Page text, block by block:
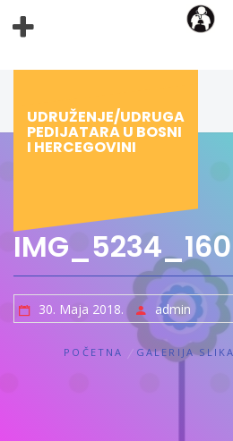
na
UDRUŽENJE/UDRUGA
PEDIJATARA U BOSNI
I HERCEGOVINI
30. Maja 2018. admin
POČETNA GALERIJA SLIKA